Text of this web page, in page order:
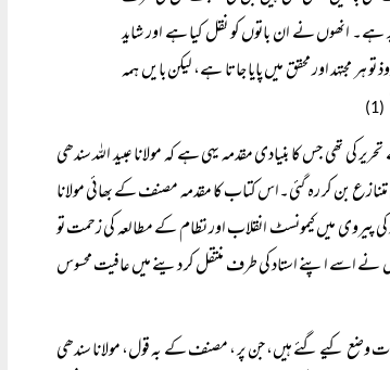
انھوں نے ان باتوں کو نقل کیا ہے اور شاید
مجتہد اور محقق میں پایا جاتا ہے، لیکن بایں ہمہ
(1)
کی تھی جس کا بنیادی مقدمہ یہی ہے کہ مولانا عبید اللہ سندھی
بن کر رہ گئی۔اس کتاب کا مقدمہ مصنف کے بھائی مولانا
پیروی میں کیمونسٹ انقلاب اور نظام کے مطالعہ کی زحمت تو
نے اسے اپنے استاد کی طرف منتقل کر دینے میں عافیت محسوس
وضع کیے گئے ہیں، جن پر ، مصنف کے بہ قول، مولانا سندھی